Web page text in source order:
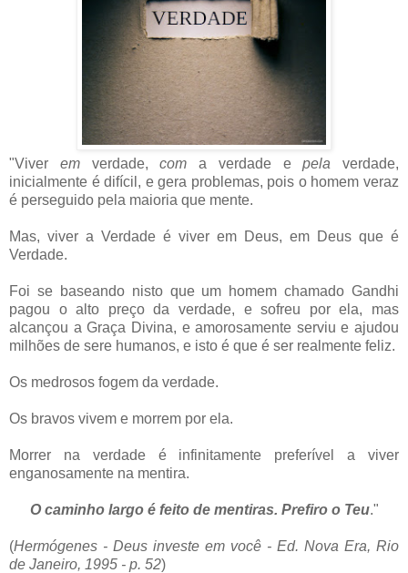
"Viver em verdade,com a verdade epela verdade,
inicialmente é difícil, e gera problemas, pois o homem veraz
é perseguido pela maioria que mente.
Mas, viver a Verdade é viver em Deus, em Deus que é
Verdade.
Foi se baseando nisto que um homem chamado Gandhi
pagou o alto preço da verdade, e sofreu por ela, mas
alcançou a Graça Divina, e amorosamente serviu e ajudou
milhões de sere humanos, e isto é que é ser realmente feliz.
Os medrosos fogem da verdade.
Os bravos vivem e morrem por ela.
Morrer na verdade é infinitamente preferível a viver
enganosamente na mentira.
O caminho largo é feito de mentiras. Prefiro o Teu."
(Hermógenes - Deus investe em você - Ed. Nova Era, Rio
de Janeiro, 1995 - p. 52)